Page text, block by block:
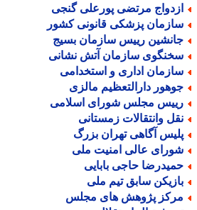
مرتضی پورعلی گنجی
پزشکی قانونی کشور
رییس سازمان بسیج
سازمان آتش نشانی
اداری و استخدامی
دارالتعظیم مالزی
مجلس شورای اسلامی
وانتقالات زمستانی
آگاهی تهران بزرگ
عالی امنیت ملی
حاجی بابایی
سابق تیم ملی
پژوهش های مجلس